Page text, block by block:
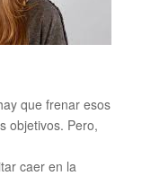
que frenar esos
objetivos. Pero,
caer en la